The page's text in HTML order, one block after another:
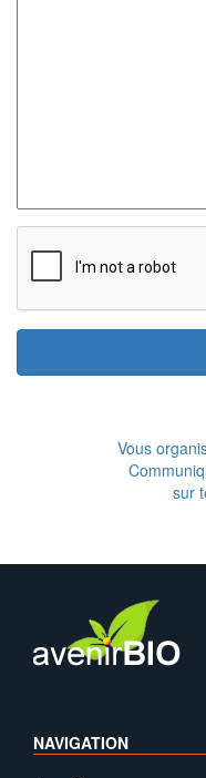
Vous
sur
NAVIGATION